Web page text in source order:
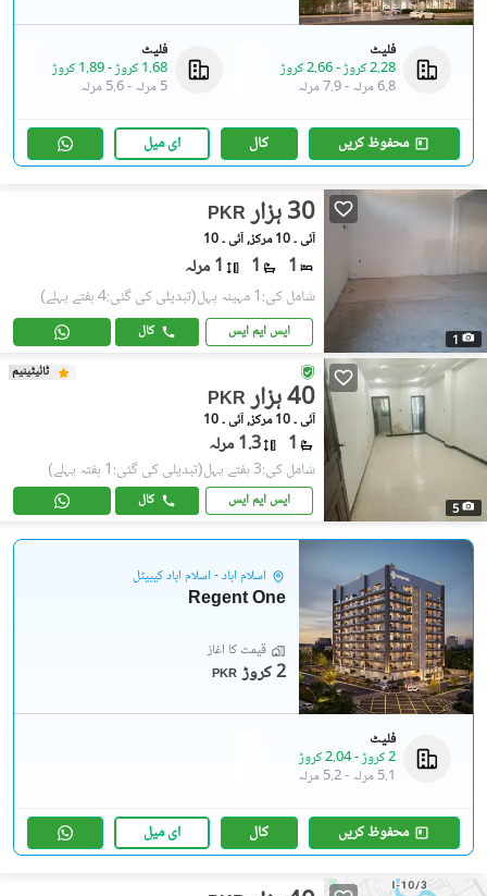
فلیٹ
2.28 کروڑ
-2.66 کروڑ
6.8 مرلہ
-7.9 مرلہ
فلیٹ
1.68 کروڑ
-1.89 کروڑ
5 مرلہ
-5.6 مرلہ
محفوظ کریں کال ای میل
1
PKR 30 ہزار
آئی ۔ 10 مرکز, آئی ۔ 10
1
1 1 مرلہ
شامل کی:1 مہینہ پہل (تبدیلی کی گئی:4 ہفتے پہلے)
ایس ایم ایس کال
5
ٹائیٹینیم
PKR 40 ہزار
آئی ۔ 10 مرکز, آئی ۔ 10
1 1.3 مرلہ
شامل کی:3 ہفتے پہل (تبدیلی کی گئی:1 ہفتہ پہلے)
ایس ایم ایس کال
اسلام آباد - اسلام آباد کیپیٹل
Regent One
قیمت کا آغاز
PKR 2 کروڑ
فلیٹ
2 کروڑ
-2.04 کروڑ
5.1 مرلہ
-5.2 مرلہ
محفوظ کریں کال ای میل